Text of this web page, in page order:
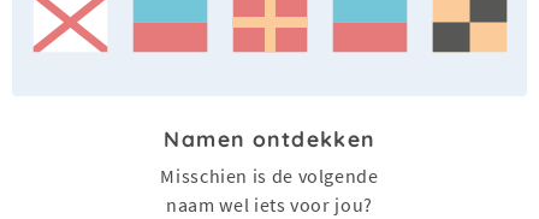
Namen ontdekken
Misschien is de volgende
naam wel iets voor jou?